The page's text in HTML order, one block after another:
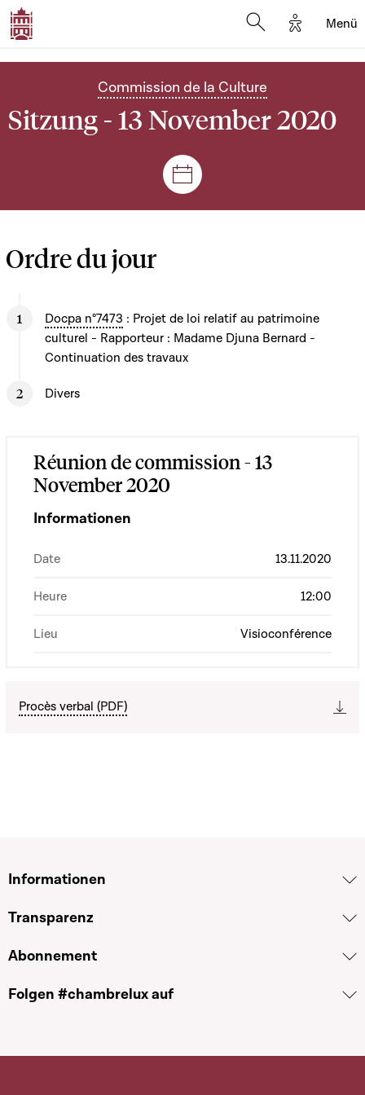
Options
Menü
Commission de la Culture
Sitzung - 13 November 2020
Plenar- und
Ordre du jour
Docpa n°7473 : Projet de loi relatif au patrimoine
culturel - Rapporteur : Madame Djuna Bernard -
Continuation des travaux
Divers
Réunion de commission - 13
November 2020
Informationen
Date 13.11.2020
Heure 12:00
Lieu Visioconférence
Procès verbal (PDF)
Informationen
Transparenz
Abonnement
Folgen #chambrelux auf